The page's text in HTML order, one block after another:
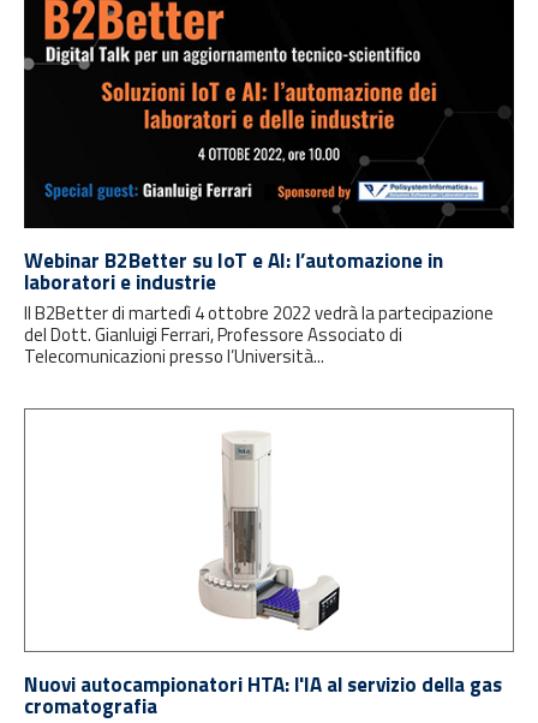
Webinar B2Better su IoT e AI: l’automazione in
laboratori e industrie
Il B2Better di martedì 4 ottobre 2022 vedrà la partecipazione
del Dott. Gianluigi Ferrari, Professore Associato di
Telecomunicazioni presso l’Università...
Nuovi autocampionatori HTA: l'IA al servizio della gas
cromatografia